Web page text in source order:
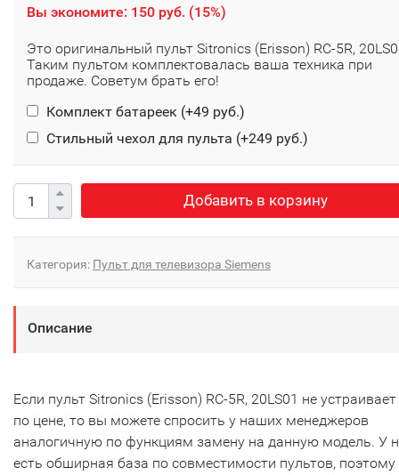
Вы экономите: 150 руб. (15%)
Это оригинальный пульт Sitronics (Erisson) RC-5R,
Таким пультом комплектовалась ваша техника при
продаже. Советум брать его!
Комплект батареек (+49 руб.)
Стильный чехол для пульта (+249 руб.)
Добавить в корзину
Категория: Пульт для телевизора Siemens
Описание
Если пульт Sitronics (Erisson) RC-5R, 20LS01 не
по цене, то вы можете спросить у наших менеджеров
аналогичную по функциям замену на данную модель. У
есть обширная база по совместимости пультов,